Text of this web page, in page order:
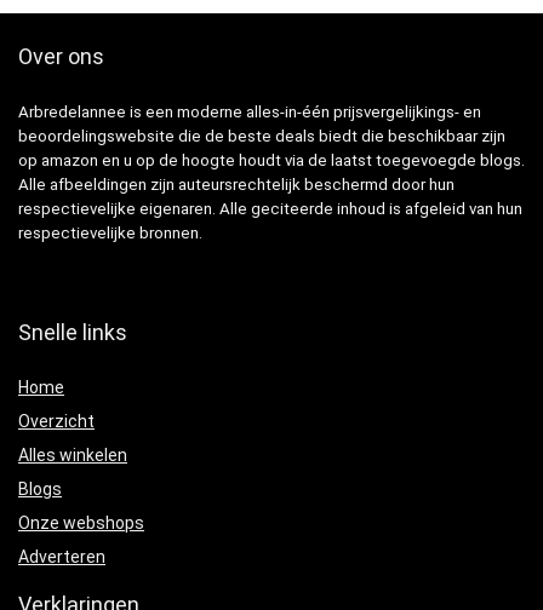
Over ons
Arbredelannee is een moderne alles-in-één prijsvergelijkings- en
beoordelingswebsite die de beste deals biedt die beschikbaar zijn
op amazon en u op de hoogte houdt via de laatst toegevoegde blogs.
Alle afbeeldingen zijn auteursrechtelijk beschermd door hun
respectievelijke eigenaren. Alle geciteerde inhoud is afgeleid van hun
respectievelijke bronnen.
Snelle links
Home
Overzicht
Alles winkelen
Blogs
Onze webshops
Adverteren
Verklaringen